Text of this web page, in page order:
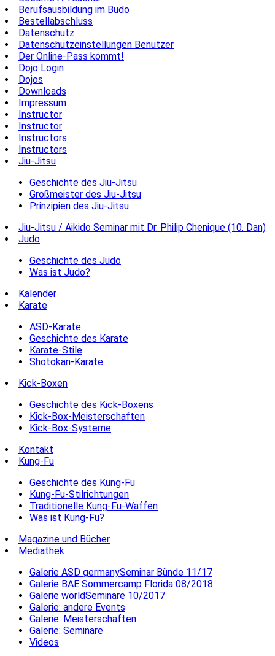
Berufsausbildung im Budo
Bestellabschluss
Datenschutz
Datenschutzeinstellungen Benutzer
Der Online-Pass kommt!
Dojo Login
Dojos
Downloads
Impressum
Instructor
Instructor
Instructors
Instructors
Jiu-Jitsu
Geschichte des Jiu-Jitsu
Großmeister des Jiu-Jitsu
Prinzipien des Jiu-Jitsu
Jiu-Jitsu / Aikido Seminar mit Dr. Philip Chenique (10. Dan)
Judo
Geschichte des Judo
Was ist Judo?
Kalender
Karate
ASD-Karate
Geschichte des Karate
Karate-Stile
Shotokan-Karate
Kick-Boxen
Geschichte des Kick-Boxens
Kick-Box-Meisterschaften
Kick-Box-Systeme
Kontakt
Kung-Fu
Geschichte des Kung-Fu
Kung-Fu-Stilrichtungen
Traditionelle Kung-Fu-Waffen
Was ist Kung-Fu?
Magazine und Bücher
Mediathek
Galerie ASD germanySeminar Bünde 11/17
Galerie BAE Sommercamp Florida 08/2018
Galerie worldSeminare 10/2017
Galerie: andere Events
Galerie: Meisterschaften
Galerie: Seminare
Videos